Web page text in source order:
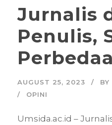
Jurnalis
Penulis,
AUGUST 25, 2023 BY
OPINI
Umsida.ac.id –